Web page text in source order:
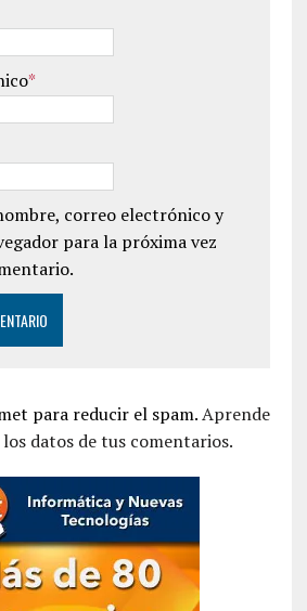
*
correo electrónico y
para la próxima vez
para reducir el spam.Aprende
datos de tus comentarios.